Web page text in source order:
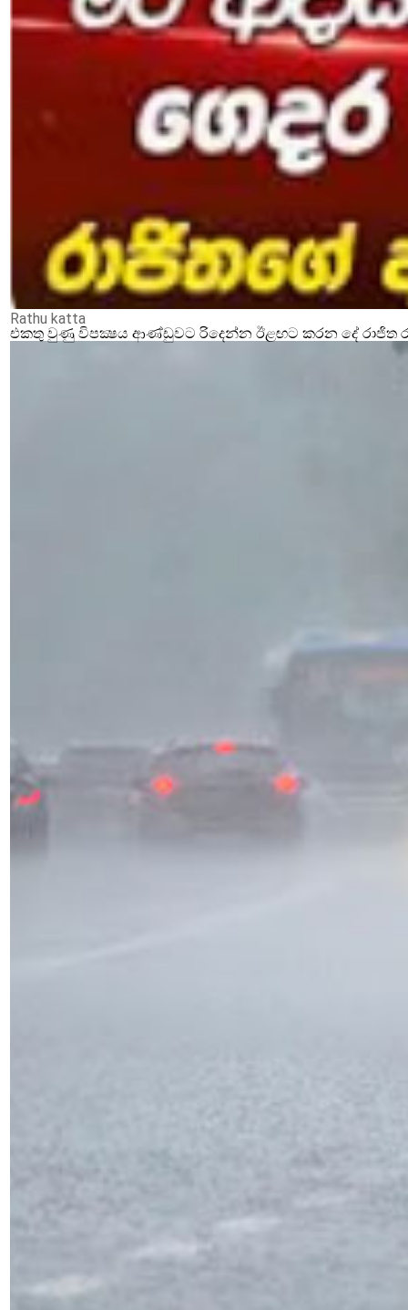
Rathu katta
එකතු වුණු විපක්‍ෂය ආණ්ඩුවට රිදෙන්න ඊළඟට කරන දේ රාජිත